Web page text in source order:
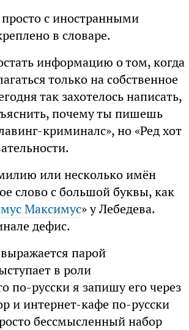
с иностранными
в словаре.
информацию о том, когда
только на собственное
так захотелось написать,
почему ты пишешь
криминалс», но «Ред хот
или несколько имён
слово с большой буквы, как
Максимус» у Лебедева.
дефис.
парой
в роли
по-русски я запишу его через
и интернет-кафе по-русски
бессмысленный набор